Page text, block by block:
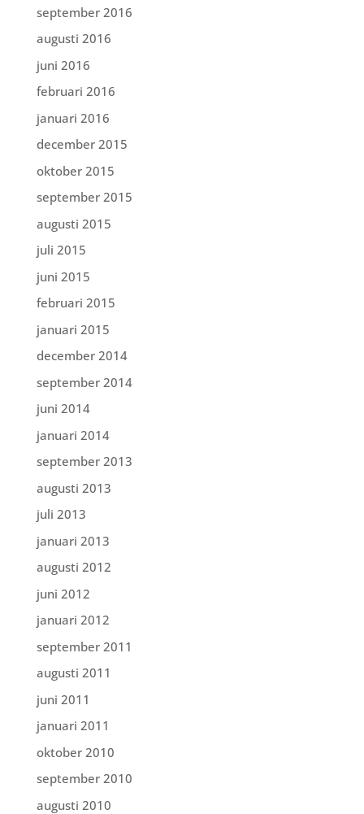
september 2016
augusti 2016
juni 2016
februari 2016
januari 2016
december 2015
oktober 2015
september 2015
augusti 2015
juli 2015
juni 2015
februari 2015
januari 2015
december 2014
september 2014
juni 2014
januari 2014
september 2013
augusti 2013
juli 2013
januari 2013
augusti 2012
juni 2012
januari 2012
september 2011
augusti 2011
juni 2011
januari 2011
oktober 2010
september 2010
augusti 2010